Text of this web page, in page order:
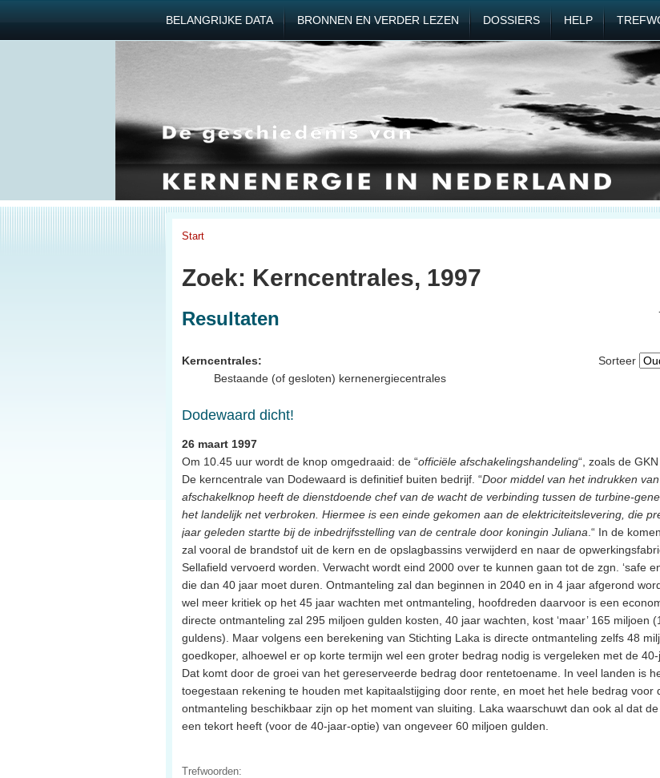
BELANGRIJKE DATA BRONNEN EN VERDER LEZEN DOSSIERS HELP
Start
Zoek: Kerncentrales, 1997
Resultaten
Sorteer
Kerncentrales:
Bestaande (of gesloten) kernenergiecentrales
Dodewaard dicht!
26 maart 1997
Om 10.45 uur wordt de knop omgedraaid: de “officiële afschakelingshandeling“, zoals de
De kerncentrale van Dodewaard is definitief buiten bedrijf. “Door middel van het indrukken
afschakelknop heeft de dienstdoende chef van de wacht de verbinding tussen de turbine-
het landelijk net verbroken. Hiermee is een einde gekomen aan de elektriciteitslevering, die
jaar geleden startte bij de inbedrijfsstelling van de centrale door koningin Juliana .“ In de
zal vooral de brandstof uit de kern en de opslagbassins verwijderd en naar de
Sellafield vervoerd worden. Verwacht wordt eind 2000 over te kunnen gaan tot de zgn. ‘safe
die dan 40 jaar moet duren. Ontmanteling zal dan beginnen in 2040 en in 4 jaar afgerond
wel meer kritiek op het 45 jaar wachten met ontmanteling, hoofdreden daarvoor is een
directe ontmanteling zal 295 miljoen gulden kosten, 40 jaar wachten, kost ‘maar’ 165 miljoen
guldens). Maar volgens een berekening van Stichting Laka is directe ontmanteling zelfs 48
goedkoper, alhoewel er op korte termijn wel een groter bedrag nodig is vergeleken met de 40-
Dat komt door de groei van het gereserveerde bedrag door rentetoename. In veel landen is
toegestaan rekening te houden met kapitaalstijging door rente, en moet het hele bedrag voor
ontmanteling beschikbaar zijn op het moment van sluiting. Laka waarschuwt dan ook al dat
een tekort heeft (voor de 40-jaar-optie) van ongeveer 60 miljoen gulden.
Trefwoorden: